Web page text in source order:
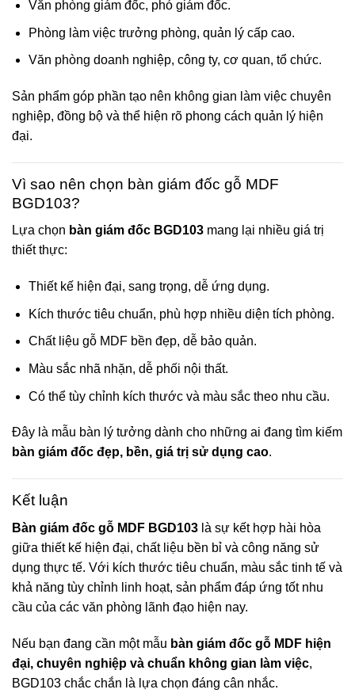
Văn phòng giám đốc, phó giám đốc.
Phòng làm việc trưởng phòng, quản lý cấp cao.
Văn phòng doanh nghiệp, công ty, cơ quan, tổ chức.
Sản phẩm góp phần tạo nên không gian làm việc chuyên
nghiệp, đồng bộ và thể hiện rõ phong cách quản lý hiện
đại.
Vì sao nên chọn bàn giám đốc gỗ MDF
BGD103?
Lựa chọn bàn giám đốc BGD103 mang lại nhiều giá trị
thiết thực:
Thiết kế hiện đại, sang trọng, dễ ứng dụng.
Kích thước tiêu chuẩn, phù hợp nhiều diện tích phòng.
Chất liệu gỗ MDF bền đẹp, dễ bảo quản.
Màu sắc nhã nhặn, dễ phối nội thất.
Có thể tùy chỉnh kích thước và màu sắc theo nhu cầu.
Đây là mẫu bàn lý tưởng dành cho những ai đang tìm kiếm
bàn giám đốc đẹp, bền, giá trị sử dụng cao.
Kết luận
Bàn giám đốc gỗ MDF BGD103 là sự kết hợp hài hòa
giữa thiết kế hiện đại, chất liệu bền bỉ và công năng sử
dụng thực tế. Với kích thước tiêu chuẩn, màu sắc tinh tế và
khả năng tùy chỉnh linh hoạt, sản phẩm đáp ứng tốt nhu
cầu của các văn phòng lãnh đạo hiện nay.
Nếu bạn đang cần một mẫu bàn giám đốc gỗ MDF hiện
đại, chuyên nghiệp và chuẩn không gian làm việc,
BGD103 chắc chắn là lựa chọn đáng cân nhắc.